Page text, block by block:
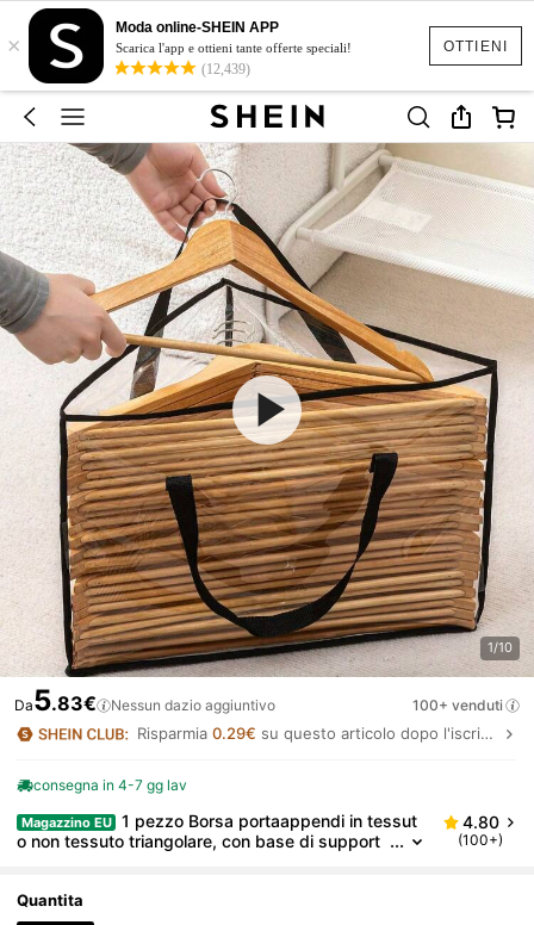
OTTIENI
×
Moda online-SHEIN APP
Scarica l'app e ottieni tante offerte speciali!
(12,439)
1/10
Da5.83€ Nessun dazio aggiuntivo 100+ venduti
Risparmia0.29€ su questo articolo dopo l'iscrizione.
consegna in 4-7 gg lav
Magazzino EU
1 pezzo Borsa portaappendi in tessut
o non tessuto triangolare, con base di support
ncheria e conservazione domestica
4.80
(100+)
Quantita